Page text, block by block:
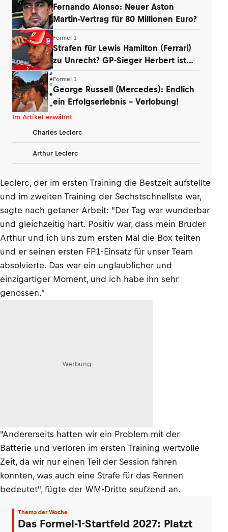
Fernando Alonso: Neuer Aston
Martin-Vertrag für 80 Millionen Euro?
Formel 1
Strafen für Lewis Hamilton (Ferrari)
zu Unrecht? GP-Sieger Herbert ist
Formel 1
George Russell (Mercedes): Endlich
ein Erfolgserlebnis – Verlobung!
Im Artikel erwähnt
Charles Leclerc
Arthur Leclerc
Leclerc, der im ersten Training die Bestzeit aufstellte
und im zweiten Training der Sechstschnellste war,
sagte nach getaner Arbeit: "Der Tag war wunderbar
und gleichzeitig hart. Positiv war, dass mein Bruder
Arthur und ich uns zum ersten Mal die Box teilten
und er seinen ersten FP1-Einsatz für unser Team
absolvierte. Das war ein unglaublicher und
einzigartiger Moment, und ich habe ihn sehr
genossen."
Werbung
"Andererseits hatten wir ein Problem mit der
Batterie und verloren im ersten Training wertvolle
Zeit, da wir nur einen Teil der Session fahren
konnten, was auch eine Strafe für das Rennen
bedeutet", fügte der WM-Dritte seufzend an.
Thema der Woche
Das Formel-1-Startfeld 2027: Platzt